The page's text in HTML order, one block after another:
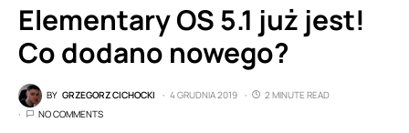
Elementary OS 5.1 już jest!
Co dodano nowego?
BY GRZEGORZ CICHOCKI 4 GRUDNIA 2019
2 MINUTE READ
NO COMMENTS